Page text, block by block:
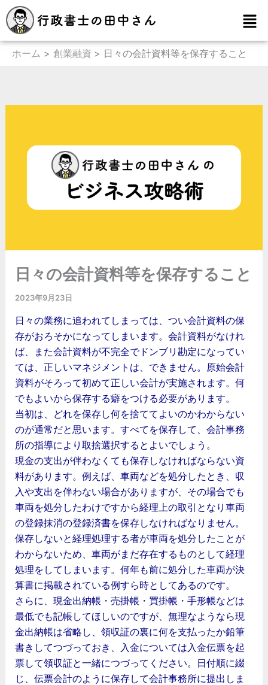
容
を
メ
ニ
ュ
ー
ホーム 創業融資 日々の会計資料等を保存すること
日々の会計資料等を保存すること
2023年9月23日
日々の業務に追われてしまっては、つい会計資料の保
存がおろそかになってしまいます。会計資料がなけれ
ば、また会計資料が不完全でドンブリ勘定になってい
ては、正しいマネジメントは、できません。原始会計
資料がそろって初めて正しい会計が実施されます。何
でもよいから保存する癖をつける必要があります。
当初は、どれを保存し何を捨ててよいのかわからない
のが通常だと思います。すべてを保存して、会計事務
所の指導により取捨選択するとよいでしょう。
現金の支出が伴わなくても保存しなければならない資
料があります。例えば、車両などを処分したとき、収
入や支出を伴わない場合がありますが、その場合でも
車両を処分したわけですから経理上の取引となり車両
の登録抹消の登録済書を保存しなければなりません。
保存しないと経理処理する者が車両を処分したことが
わからないため、車両がまだ存在するものとして経理
処理をしてしまいます。何年も前に処分した車両が決
算書に掲載されている例すら時としてあるのです。
さらに、現金出納帳・売掛帳・買掛帳・手形帳などは
最低でも記帳してほしいのですが、無理なようなら現
金出納帳は省略し、領収証の裏に何を支払ったか鉛筆
書きしてつづっておき、入金については入金伝票を起
票して領収証と一緒につづってください。日付順に綴
じ、伝票会計のように保存して会計事務所に提出しま